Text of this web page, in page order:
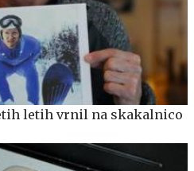
letih vrnil na skakalnico